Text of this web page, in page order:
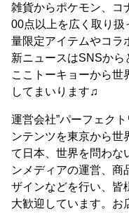
雑貨からポケモン、コ
00点以上を広く取り扱
量限定アイテムやコラ
新ニュースはSNSから
ここトーキョーから世
してまいります♫
運営会社”パーフェク
ンテンツを東京から世
て日本、世界を問わな
ンメディアの運営、商
ザインなどを行い、皆
大歓迎しています。お